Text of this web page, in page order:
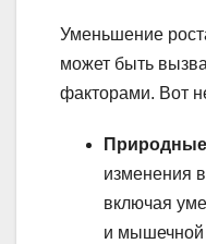
Уменьшение
может быть
факторами. Вот
изменения
включая
и мышечной